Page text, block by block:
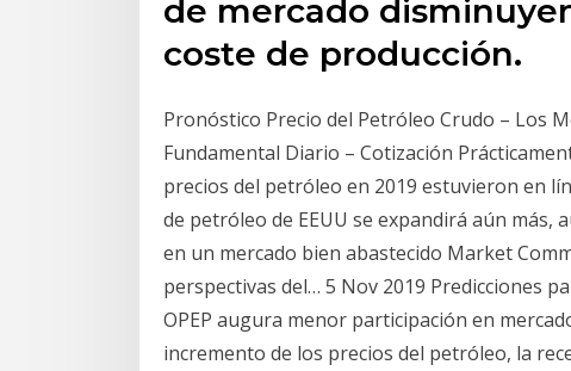
de mercado
coste de producción.
Pronóstico Precio del Petróleo Crudo – Los
Fundamental Diario – Cotización
precios del petróleo en 2019 estuvieron en
de petróleo de EEUU se expandirá aún más,
en un mercado bien abastecido Market
perspectivas del… 5 Nov 2019 Predicciones
OPEP augura menor participación en
incremento de los precios del petróleo, la